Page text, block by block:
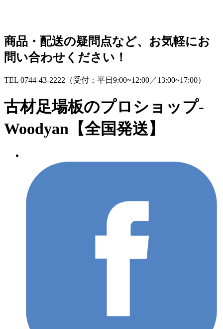
テ
ン
ツ
ス
ッ
プ
ゲ
ー
シ
ン
移
動
商品・配送の疑問点など、お気軽にお
問い合わせください！
TEL 0744-43-2222 （受付：平日9:00~12:00／13:00~17:00）
古材足場板のプロショップ-
Woodyan【全国発送】